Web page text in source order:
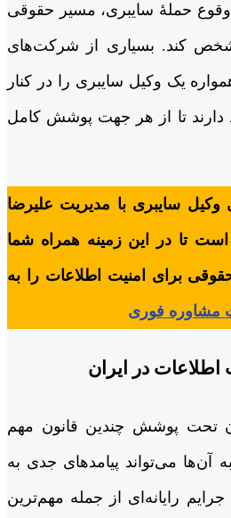
حملۀ سایبری، مسیر حقوقی
کند. بسیاری از شرکت‌های
یک وکیل سایبری را در کنار
دارند تا از هر جهت پوشش کامل
سایبری با مدیریت علیرضا
تا در این زمینه همراه شما
برای امنیت اطلاعات را به
مشاوره فوری
اطلاعات در ایران
تحت پوشش چندین قانون مهم
آن‌ها می‌تواند پیامدهای جدی به
جرایم رایانه‌ای از جمله مهم‌ترین